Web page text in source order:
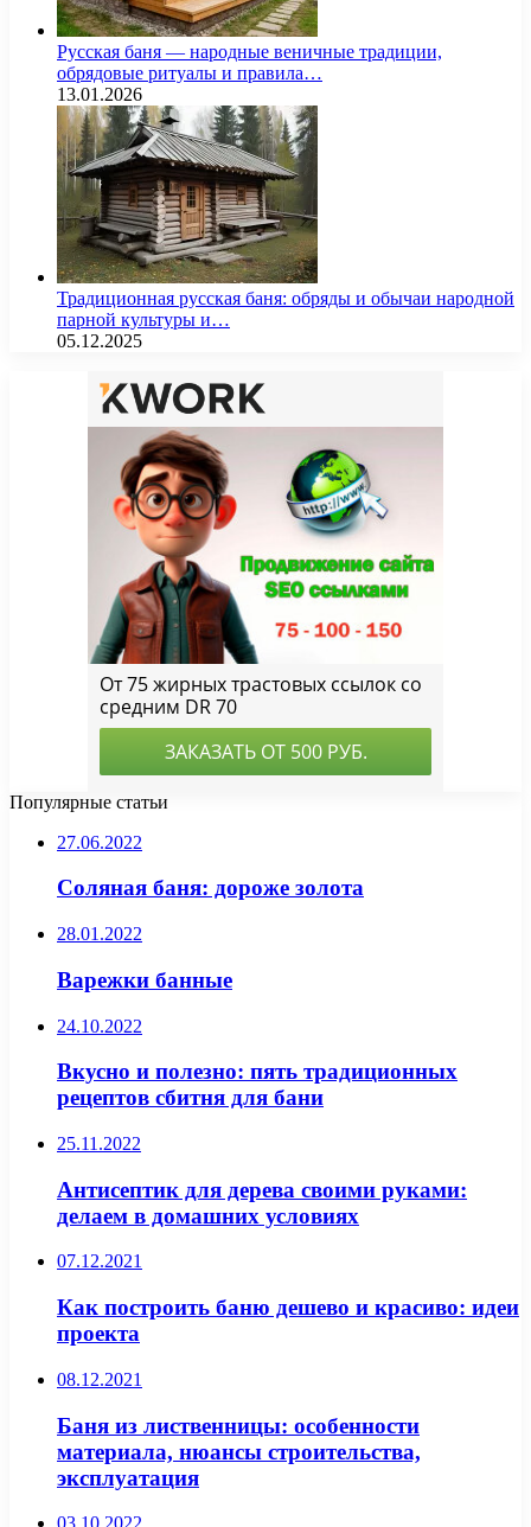
Русская баня — народные веничные традиции,
обрядовые ритуалы и правила…
13.01.2026
Традиционная русская баня: обряды и обычаи народной
парной культуры и…
05.12.2025
Популярные статьи
27.06.2022
Соляная баня: дороже золота
28.01.2022
Варежки банные
24.10.2022
Вкусно и полезно: пять традиционных
рецептов сбитня для бани
25.11.2022
Антисептик для дерева своими руками:
делаем в домашних условиях
07.12.2021
Как построить баню дешево и красиво: идеи
проекта
08.12.2021
Баня из лиственницы: особенности
материала, нюансы строительства,
эксплуатация